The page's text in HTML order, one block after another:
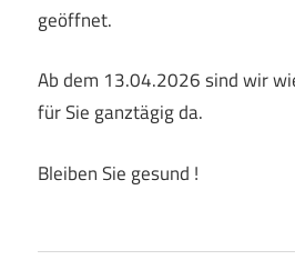
geöffnet.
Ab dem 13.04.2026 sind wir
für Sie ganztägig da.
Bleiben Sie gesund !